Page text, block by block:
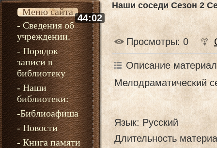
Меню сайта
- Сведения об
учреждении.
- Порядок
записи в
библиотеку
- Наши
библиотеки:
-Библиоафиша
- Новости
- Книга памяти
Наши соседи Сезон 2
44:02
Просмотры: 0
Описание
Мелодраматический
Язык: Русский
Длительность